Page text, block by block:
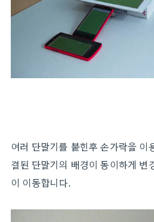
여러 단말기를 붙힌후 손가락을 이
결된 단말기의 배경이 동이하게
이 이동합니다.